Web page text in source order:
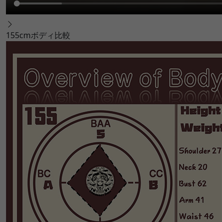
155cmボディ比較